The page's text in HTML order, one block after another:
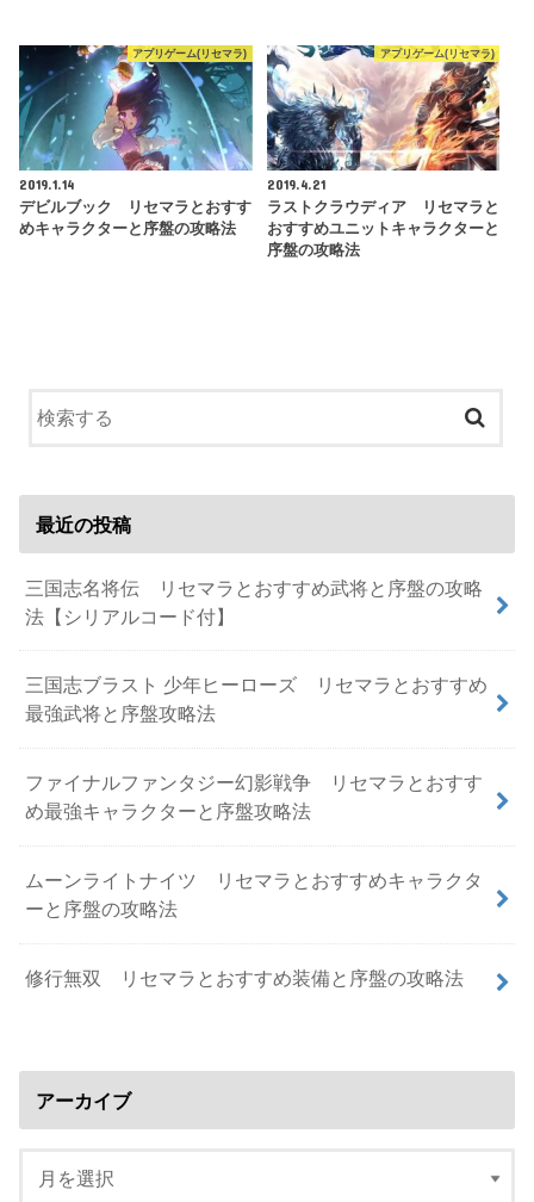
アプリゲーム(リセマラ)
2019.1.14
デビルブック リセマラとおすす
めキャラクターと序盤の攻略法
アプリゲーム(リセマラ)
2019.4.21
ラストクラウディア リセマラと
おすすめユニットキャラクターと
序盤の攻略法
最近の投稿
三国志名将伝 リセマラとおすすめ武将と序盤の攻略
法【シリアルコード付】
三国志ブラスト 少年ヒーローズ リセマラとおすすめ
最強武将と序盤攻略法
ファイナルファンタジー幻影戦争 リセマラとおすす
め最強キャラクターと序盤攻略法
ムーンライトナイツ リセマラとおすすめキャラクタ
ーと序盤の攻略法
修行無双 リセマラとおすすめ装備と序盤の攻略法
アーカイブ